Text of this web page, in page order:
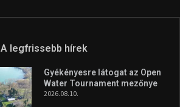
A legfrissebb hírek
Gyékényesre látogat az Open
Water Tournament mezőnye
2026.08.10.